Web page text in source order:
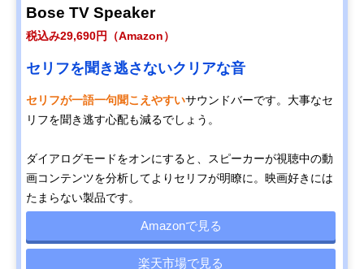
Bose TV Speaker
税込み29,690円（Amazon）
セリフを聞き逃さないクリアな音
セリフが一語一句聞こえやすいサウンドバーです。大事なセ
リフを聞き逃す心配も減るでしょう。
ダイアログモードをオンにすると、スピーカーが視聴中の動
画コンテンツを分析してよりセリフが明瞭に。映画好きには
たまらない製品です。
Amazonで見る
楽天市場で見る